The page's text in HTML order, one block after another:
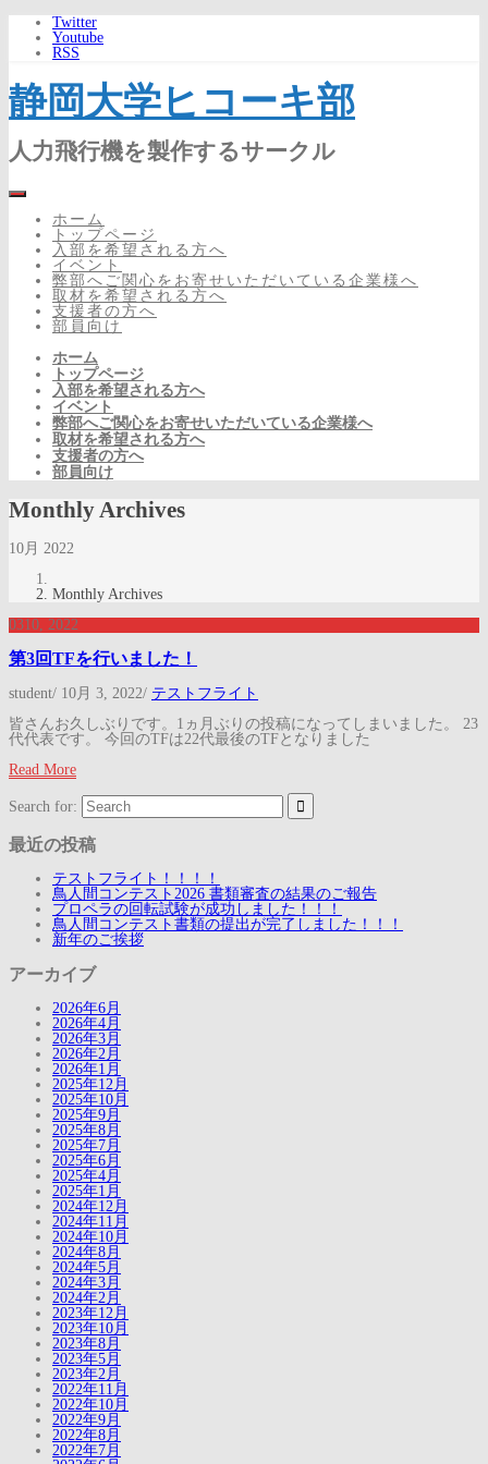
Twitter
Youtube
RSS
静岡大学ヒコーキ部
人力飛行機を製作するサークル
ホーム
トップページ
入部を希望される方へ
イベント
弊部へご関心をお寄せいただいている企業様へ
取材を希望される方へ
支援者の方へ
部員向け
ホーム
トップページ
入部を希望される方へ
イベント
弊部へご関心をお寄せいただいている企業様へ
取材を希望される方へ
支援者の方へ
部員向け
Monthly Archives
10月 2022
Monthly Archives
0310, 2022
第3回TFを行いました！
student/ 10月 3, 2022/ テストフライト
皆さんお久しぶりです。1ヵ月ぶりの投稿になってしまいました。 23
代代表です。 今回のTFは22代最後のTFとなりました
Read More
Search for:
最近の投稿
テストフライト！！！！
鳥人間コンテスト2026 書類審査の結果のご報告
プロペラの回転試験が成功しました！！！
鳥人間コンテスト書類の提出が完了しました！！！
新年のご挨拶
アーカイブ
2026年6月
2026年4月
2026年3月
2026年2月
2026年1月
2025年12月
2025年10月
2025年9月
2025年8月
2025年7月
2025年6月
2025年4月
2025年1月
2024年12月
2024年11月
2024年10月
2024年8月
2024年5月
2024年3月
2024年2月
2023年12月
2023年10月
2023年8月
2023年5月
2023年2月
2022年11月
2022年10月
2022年9月
2022年8月
2022年7月